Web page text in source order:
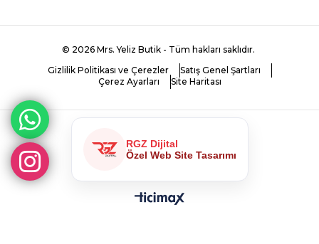
© 2026 Mrs. Yeliz Butik - Tüm hakları saklıdır.
Gizlilik Politikası ve Çerezler
Satış Genel Şartları
Çerez Ayarları
Site Haritası
RGZ Dijital
Özel Web Site Tasarımı